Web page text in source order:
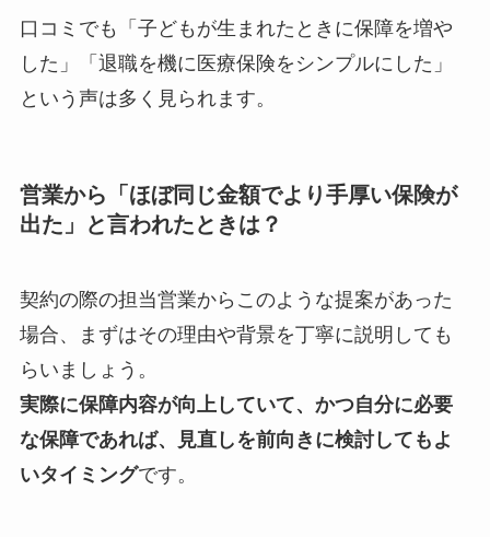
口コミでも「子どもが生まれたときに保障を増や
した」「退職を機に医療保険をシンプルにした」
という声は多く見られます。
営業から「ほぼ同じ金額でより手厚い保険が
出た」と言われたときは？
契約の際の担当営業からこのような提案があった
場合、まずはその理由や背景を丁寧に説明しても
らいましょう。
実際に保障内容が向上していて、かつ自分に必要
な保障であれば、見直しを前向きに検討してもよ
いタイミングです。